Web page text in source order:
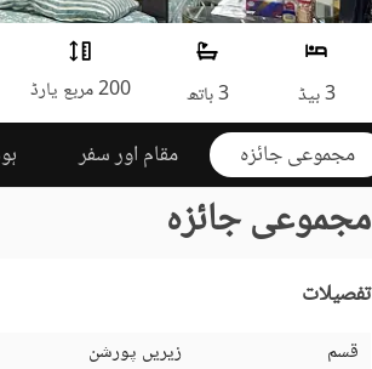
3 بیڈ 3 باتھ 200 مربع یارڈ
مجموعی جائزہ مقام اور سفر
مجموعی جائزہ
تفصیلات
قسم
زیریں پورشن